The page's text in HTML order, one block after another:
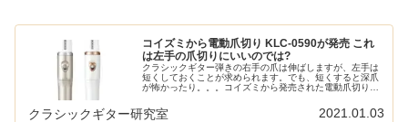
コイズミから電動爪切り KLC-0590が発売 これ
は左手の爪切りにいいのでは?
クラシックギター弾きの右手の爪は伸ばしますが、左手は
短くしておくことが求められます。でも、短くすると深爪
が怖かったり。。。コイズミから発売された電動爪切りな
爪に関する記事は以下のまとめを...
クラシックギター研究室 2021.01.03